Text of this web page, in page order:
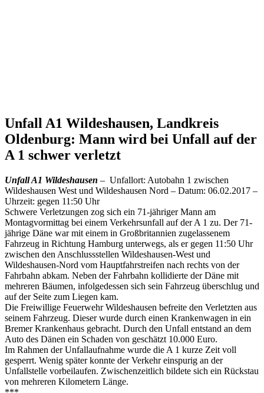
Unfall A1 Wildeshausen, Landkreis
Oldenburg: Mann wird bei Unfall auf der
A 1 schwer verletzt
Unfall A1 Wildeshausen – Unfallort: Autobahn 1 zwischen
Wildeshausen West und Wildeshausen Nord – Datum: 06.02.2017 –
Uhrzeit: gegen 11:50 Uhr
Schwere Verletzungen zog sich ein 71-jähriger Mann am
Montagvormittag bei einem Verkehrsunfall auf der A 1 zu. Der 71-
jährige Däne war mit einem in Großbritannien zugelassenem
Fahrzeug in Richtung Hamburg unterwegs, als er gegen 11:50 Uhr
zwischen den Anschlussstellen Wildeshausen-West und
Wildeshausen-Nord vom Hauptfahrstreifen nach rechts von der
Fahrbahn abkam. Neben der Fahrbahn kollidierte der Däne mit
mehreren Bäumen, infolgedessen sich sein Fahrzeug überschlug und
auf der Seite zum Liegen kam.
Die Freiwillige Feuerwehr Wildeshausen befreite den Verletzten aus
seinem Fahrzeug. Dieser wurde durch einen Krankenwagen in ein
Bremer Krankenhaus gebracht. Durch den Unfall entstand an dem
Auto des Dänen ein Schaden von geschätzt 10.000 Euro.
Im Rahmen der Unfallaufnahme wurde die A 1 kurze Zeit voll
gesperrt. Wenig später konnte der Verkehr einspurig an der
Unfallstelle vorbeilaufen. Zwischenzeitlich bildete sich ein Rückstau
von mehreren Kilometern Länge.